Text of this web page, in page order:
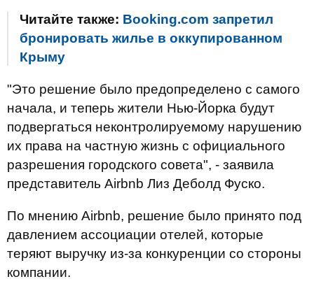
Читайте также: Booking.com запретил
бронировать жилье в оккупированном
Крыму
"Это решение было предопределено с самого
начала, и теперь жители Нью-Йорка будут
подвергаться неконтролируемому нарушению
их права на частную жизнь с официального
разрешения городского совета", - заявила
представитель Airbnb Лиз Деболд Фуско.
По мнению Airbnb, решение было принято под
давлением ассоциации отелей, которые
теряют выручку из-за конкуренции со стороны
компании.